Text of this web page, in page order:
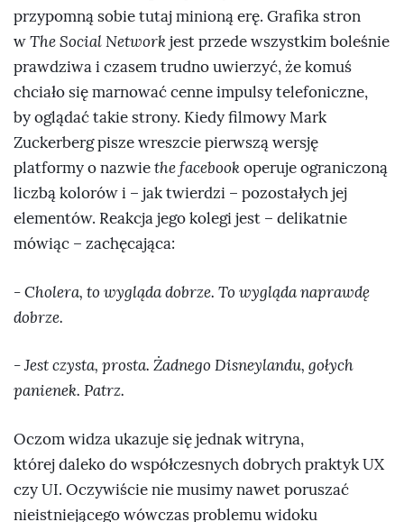
przypomną sobie tutaj minioną erę. Grafika stron
wThe Social Networkjest przede wszystkim boleśnie
prawdziwa i czasem trudno uwierzyć, że komuś
chciało się marnować cenne impulsy telefoniczne,
by oglądać takie strony. Kiedy filmowy Mark
Zuckerberg pisze wreszcie pierwszą wersję
platformy o nazwiethe facebookoperuje ograniczoną
liczbą kolorów i – jak twierdzi – pozostałych jej
elementów. Reakcja jego kolegi jest – delikatnie
mówiąc – zachęcająca:
- Cholera, to wygląda dobrze. To wygląda naprawdę
dobrze.
- Jest czysta, prosta. Żadnego Disneylandu, gołych
panienek. Patrz.
Oczom widza ukazuje się jednak witryna,
której daleko do współczesnych dobrych praktyk UX
czy UI. Oczywiście nie musimy nawet poruszać
nieistniejącego wówczas problemu widoku